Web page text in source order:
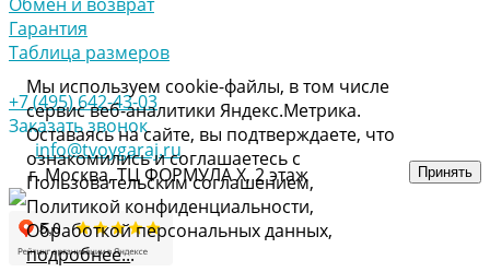
Гарантия
Таблица размеров
+7 (495) 642-43-03
Заказать звонок
info@tvoygaraj.ru
г. Москва, ТЦ ФОРМУЛА Х, 2 этаж
Мы используем cookie-файлы, в том числе
сервис веб-аналитики Яндекс.Метрика.
Оставаясь на сайте, вы подтверждаете, что
ознакомились и соглашаетесь с
Пользовательским соглашением,
Политикой конфиденциальности,
Обработкой персональных данных,
подробнее...
Принять